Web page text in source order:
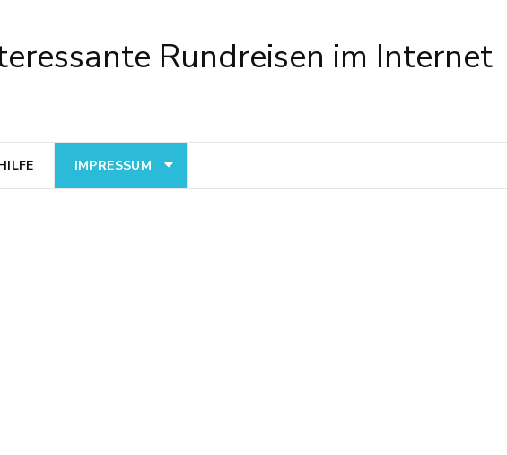
Rundreisen im Internet
IMPRESSUM